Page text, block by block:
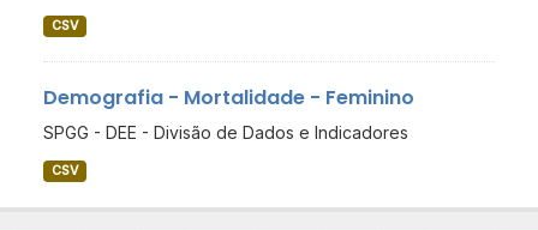
CSV
Demografia - Mortalidade - Feminino
SPGG - DEE - Divisão de Dados e Indicadores
CSV